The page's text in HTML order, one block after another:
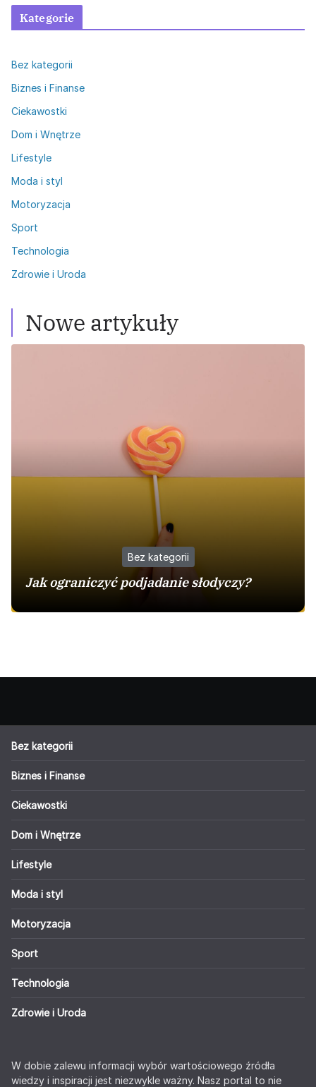
Kategorie
Bez kategorii
Biznes i Finanse
Ciekawostki
Dom i Wnętrze
Lifestyle
Moda i styl
Motoryzacja
Sport
Technologia
Zdrowie i Uroda
Nowe artykuły
Bez kategorii
Jak ograniczyć podjadanie słodyczy?
Bez kategorii
Biznes i Finanse
Ciekawostki
Dom i Wnętrze
Lifestyle
Moda i styl
Motoryzacja
Sport
Technologia
Zdrowie i Uroda
W dobie zalewu informacji wybór wartościowego źródła
wiedzy i inspiracji jest niezwykle ważny. Nasz portal to nie